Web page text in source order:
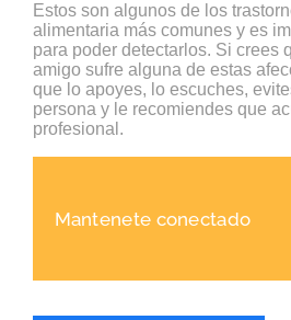
Estos son algunos de los
alimentaria más comunes y es
para poder detectarlos. Si crees
amigo sufre alguna de estas
que lo apoyes, lo escuches,
persona y le recomiendes que
profesional.
Mantenete conectado